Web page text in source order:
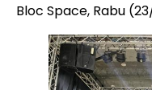
Bloc Space, Rabu